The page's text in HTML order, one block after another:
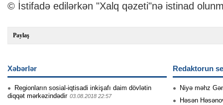
© İstifadə edilərkən "Xalq qəzeti"nə istinad
Paylaş
Xəbərlər
Regionların sosial-iqtisadi inkişafı daim dövlətin
diqqət mərkəzindədir 03.08.2018 22:57
Redaktorun
Niyə məhz
Həsən